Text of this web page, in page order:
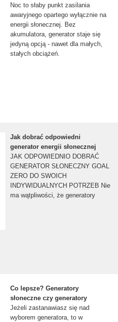
Noc to słaby punkt zasilania
awaryjnego opartego wyłącznie na
energii słonecznej. Bez
akumulatora, generator staje się
jedyną opcją - nawet dla małych,
stałych obciążeń.
Jak dobrać odpowiedni
generator energii słonecznej
JAK ODPOWIEDNIO DOBRAĆ
GENERATOR SŁONECZNY GOAL
ZERO DO SWOICH
INDYWIDUALNYCH POTRZEB Nie
ma wątpliwości, że generatory
Co lepsze? Generatory
słoneczne czy generatory
Jeżeli zastanawiasz się nad
wyborem generatora, to w